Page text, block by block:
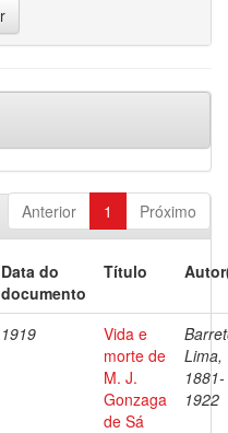
Anterior 1 Próximo
Data do
documento
Título
1919
Vida e
morte de
M. J.
Gonzaga
de Sá
Lima,
1881-
1922